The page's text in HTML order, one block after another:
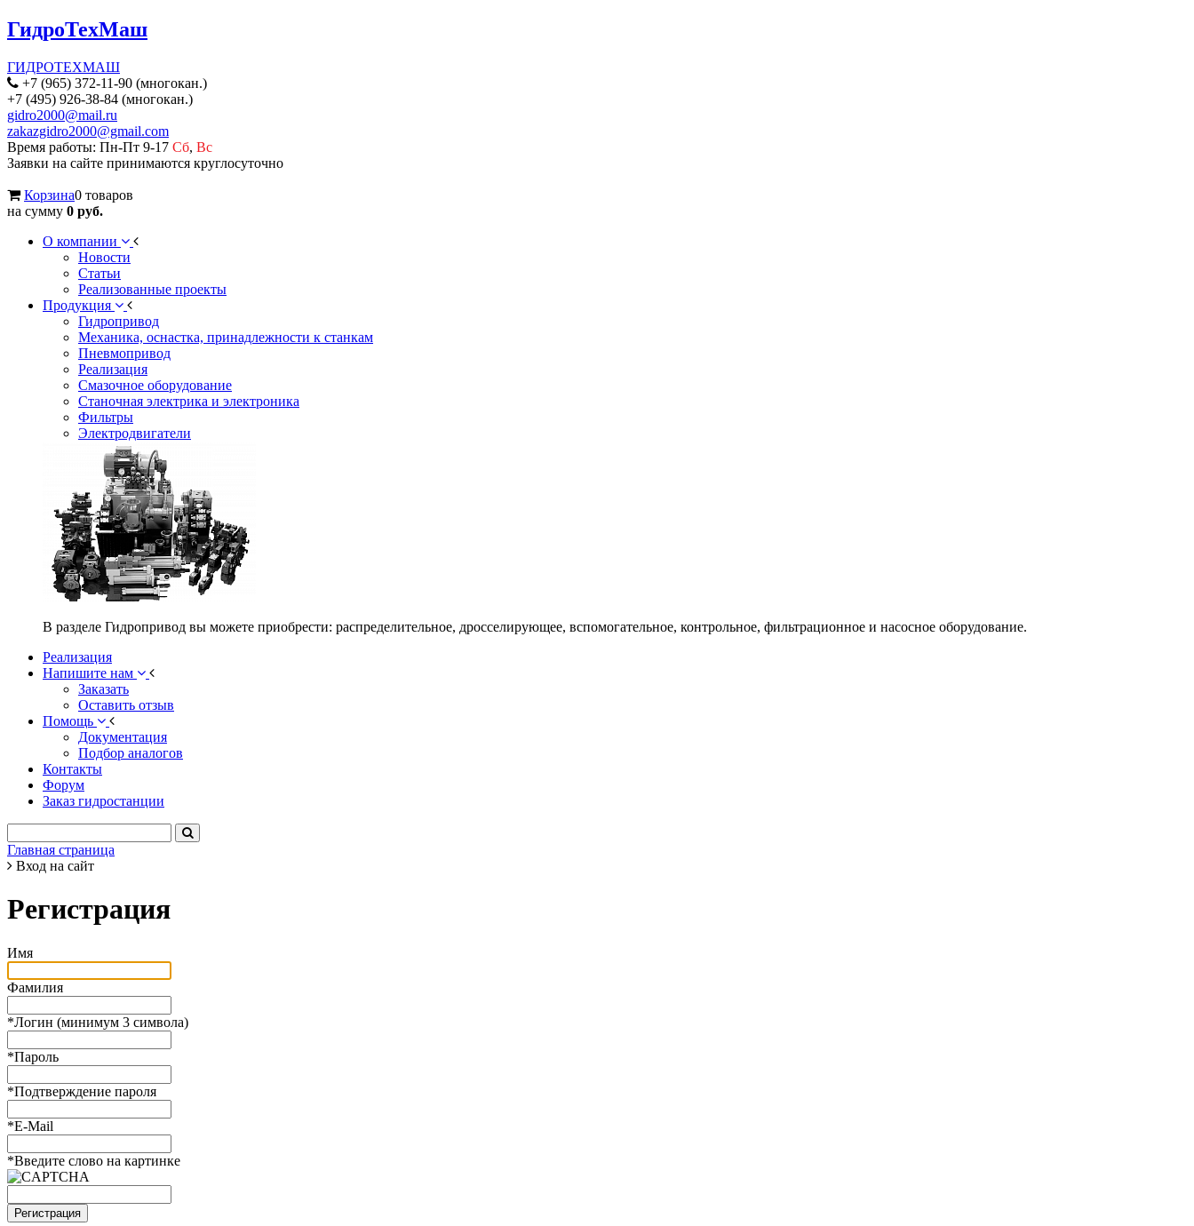
ГидроТехМаш
ГИДРОТЕХМАШ
+7 (965) 372-11-90 (многокан.)
+7 (495) 926-38-84 (многокан.)
gidro2000@mail.ru
zakazgidro2000@gmail.com
Время работы: Пн-Пт 9-17 Сб, Вс
Заявки на сайте принимаются круглосуточно
Корзина0 товаров
на сумму 0 руб.
О компании
Новости
Статьи
Реализованные проекты
Продукция
Гидропривод
Механика, оснастка, принадлежности к станкам
Пневмопривод
Реализация
Смазочное оборудование
Станочная электрика и электроника
Фильтры
Электродвигатели
В разделе Гидропривод вы можете приобрести: распределительное, дросселирующее, вспомогательное, контрольное, фильтрационное и насосное оборудование.
Реализация
Напишите нам
Заказать
Оставить отзыв
Помощь
Документация
Подбор аналогов
Контакты
Форум
Заказ гидростанции
Главная страница
Вход на сайт
Регистрация
Имя
Фамилия
*Логин (минимум 3 символа)
*Пароль
*Подтверждение пароля
*E-Mail
*Введите слово на картинке